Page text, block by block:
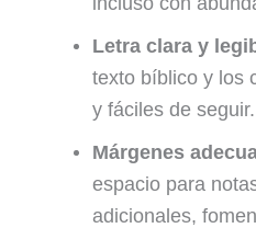
Letra clara y
texto bíblico y los
y fáciles de seguir.
Márgenes
espacio para
adicionales,